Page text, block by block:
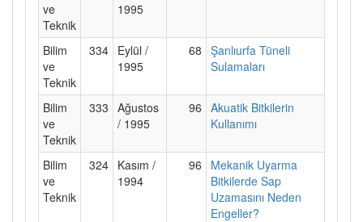
ve
Teknik
1995
Bilim
ve
Teknik
334 Eylül /
1995
68 Şanlıurfa Tüneli
Sulamaları
Bilim
ve
Teknik
333 Ağustos
/ 1995
96 Akuatik Bitkilerin
Kullanımı
Bilim
ve
Teknik
324 Kasım /
1994
96
Mekanik Uyarma
Bitkilerde Sap
Uzamasını Neden
Engeller?